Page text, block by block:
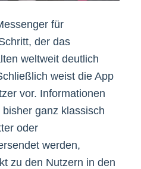
für
der das
weltweit deutlich
weist die App
vor. Informationen
ganz klassisch
oder
werden,
zu den Nutzern in den